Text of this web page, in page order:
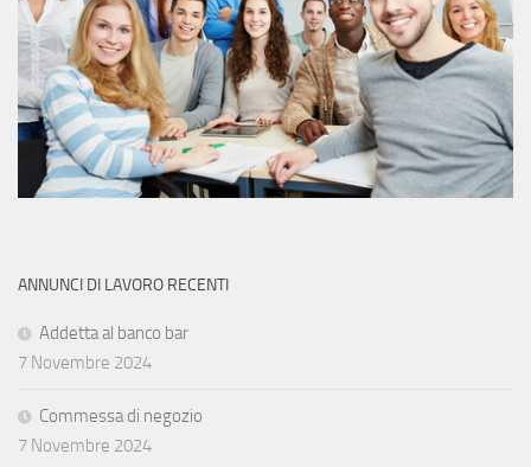
ANNUNCI DI LAVORO RECENTI
Addetta al banco bar
7 Novembre 2024
Commessa di negozio
7 Novembre 2024